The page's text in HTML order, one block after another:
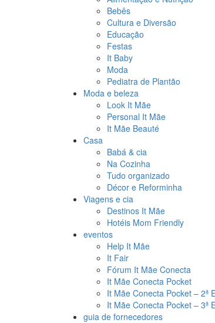
Bebês
Cultura e Diversão
Educação
Festas
It Baby
Moda
Pediatra de Plantão
Moda e beleza
Look It Mãe
Personal It Mãe
It Mãe Beauté
Casa
Babá & cia
Na Cozinha
Tudo organizado
Décor e Reforminha
Viagens e cia
Destinos It Mãe
Hotéis Mom Friendly
eventos
Help It Mãe
It Fair
Fórum It Mãe Conecta
It Mãe Conecta Pocket
It Mãe Conecta Pocket – 2ª
It Mãe Conecta Pocket – 3ª
guia de fornecedores